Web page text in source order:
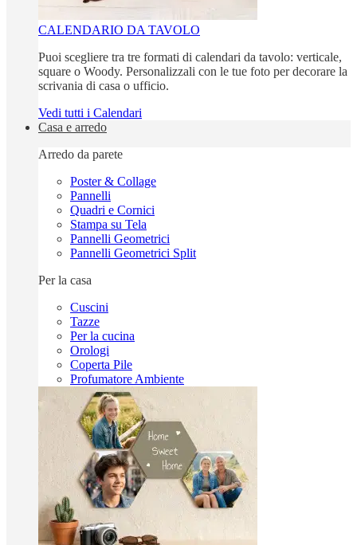
CALENDARIO DA TAVOLO
Puoi scegliere tra tre formati di calendari da tavolo: verticale,
square o Woody. Personalizzali con le tue foto per decorare la
scrivania di casa o ufficio.
Vedi tutti i Calendari
Casa e arredo
Arredo da parete
Poster & Collage
Pannelli
Quadri e Cornici
Stampa su Tela
Pannelli Geometrici
Pannelli Geometrici Split
Per la casa
Cuscini
Tazze
Per la cucina
Orologi
Coperta Pile
Profumatore Ambiente